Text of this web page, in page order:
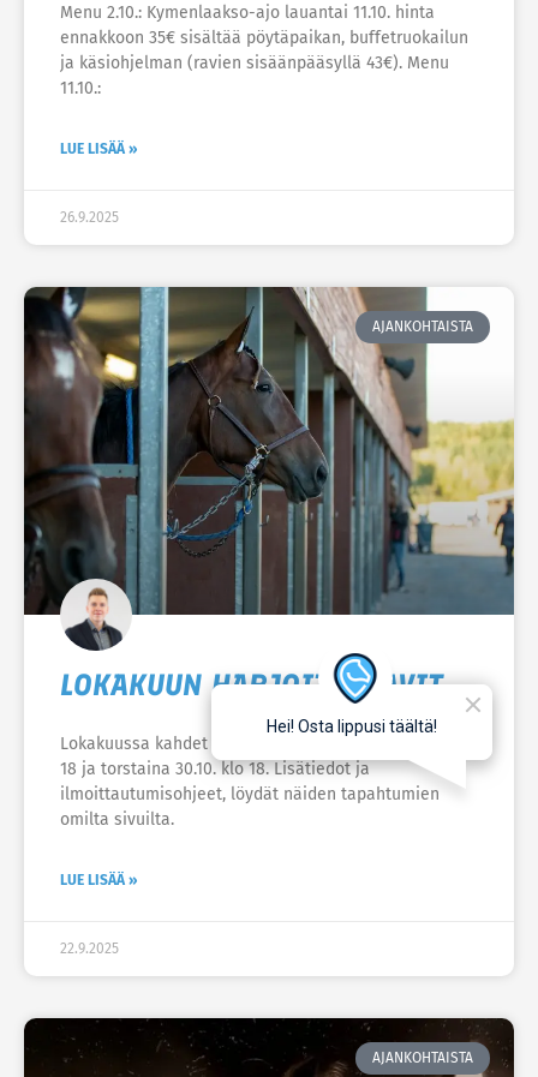
Menu 2.10.: Kymenlaakso-ajo lauantai 11.10. hinta
ennakkoon 35€ sisältää pöytäpaikan, buffetruokailun
ja käsiohjelman (ravien sisäänpääsyllä 43€). Menu
11.10.:
LUE LISÄÄ »
26.9.2025
AJANKOHTAISTA
LOKAKUUN HARJOITUSRAVIT
Lokakuussa kahdet harjoitusravit: tiistaina 14.10. klo
18 ja torstaina 30.10. klo 18. Lisätiedot ja
ilmoittautumisohjeet, löydät näiden tapahtumien
omilta sivuilta.
LUE LISÄÄ »
22.9.2025
AJANKOHTAISTA